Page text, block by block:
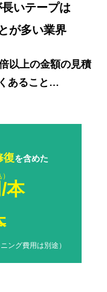
いテープは
が多い業界
以上の金額の見積
あること…
復を含めた
/本
ング費用は別途）